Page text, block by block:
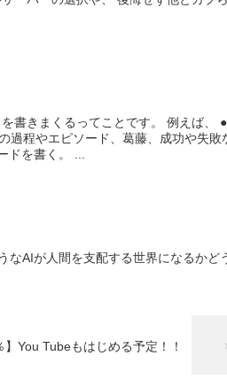
ことです。 例えば、 ●自分が目標とす
過程やエピソード、葛藤、成功や失敗
ドを書く。 ...
なAIが人間を支配する世界になるかど
】You Tubeもはじめる予定！！